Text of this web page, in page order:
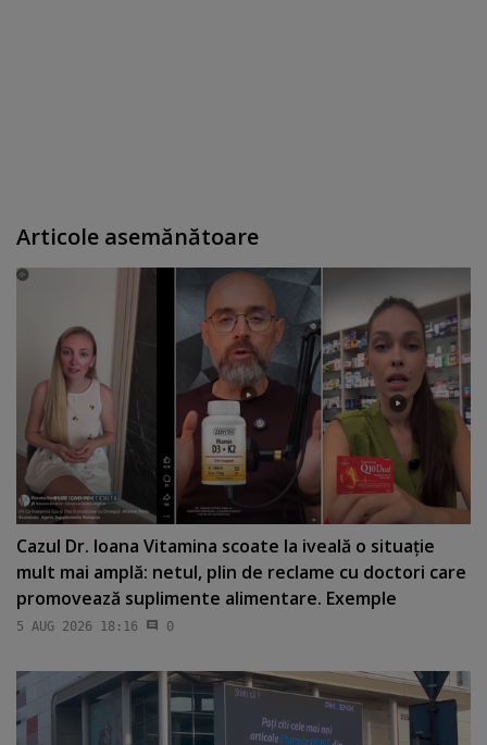
Articole asemănătoare
Cazul Dr. Ioana Vitamina scoate la iveală o situaţie
mult mai amplă: netul, plin de reclame cu doctori care
promovează suplimente alimentare. Exemple
5 AUG 2026 18:16 0